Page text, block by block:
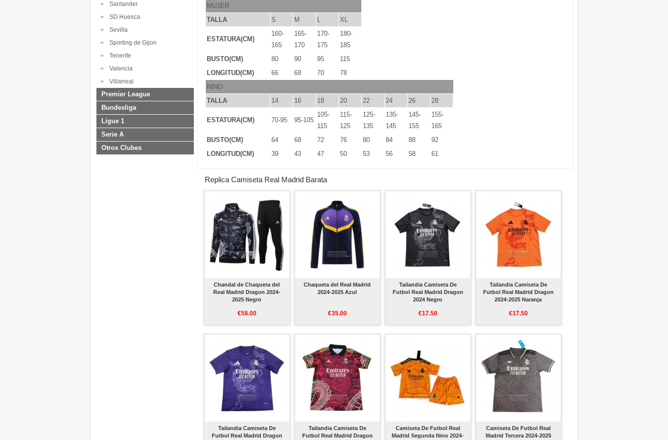
Santander
SD Huesca
Sevilla
Sporting de Gijon
Tenerife
Valencia
Villarreal
Premier League
Bundesliga
Ligue 1
Serie A
Otros Clubes
MUJER
TALLA
S M L XL
ESTATURA(CM)
160-
165
165-
170
170-
175
180-
185
BUSTO(CM)
80 90 95
115
LONGITUD(CM)
66 68 70
78
NINO
TALLA
14 16 18 20 22 24 26 28
ESTATURA(CM) 70-95 95-105
105-
115
115-
125
125-
135
135-
145
145-
155
155-
165
BUSTO(CM)
64 68 72 76 80 84 88
92
LONGITUD(CM)
39 43 47 50 53 56 58 61
Replica Camiseta Real Madrid Barata
Chandal de Chaqueta del
Real Madrid Dragon 2024-
2025 Negro
€58.00
Chaqueta del Real Madrid
2024-2025 Azul
€35.00
Tailandia Camiseta De
Futbol Real Madrid Dragon
2024 Negro
€17.50
Tailandia Camiseta De
Futbol Real Madrid Dragon
2024-2025 Naranja
€17.50
Tailandia Camiseta De
Futbol Real Madrid Dragon
Tailandia Camiseta De
Futbol Real Madrid Dragon
Camiseta De Futbol Real
Madrid Segunda Nino 2024-
Camiseta De Futbol Real
Madrid Tercera 2024-2025